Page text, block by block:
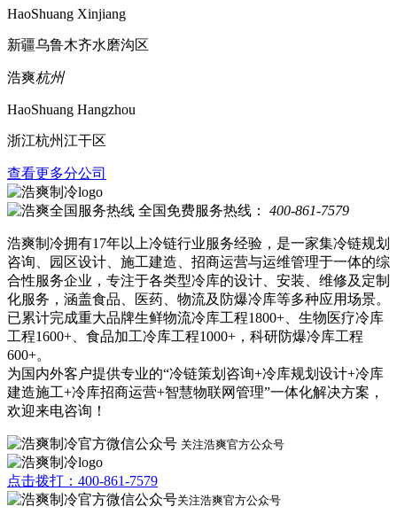
HaoShuang Xinjiang
新疆乌鲁木齐水磨沟区
浩爽杭州
HaoShuang Hangzhou
浙江杭州江干区
查看更多分公司
全国免费服务热线： 400-861-7579
浩爽制冷拥有17年以上冷链行业服务经验，是一家集冷链规划
咨询、园区设计、施工建造、招商运营与运维管理于一体的综
合性服务企业，专注于各类型冷库的设计、安装、维修及定制
化服务，涵盖食品、医药、物流及防爆冷库等多种应用场景。
已累计完成重大品牌生鲜物流冷库工程1800+、生物医疗冷库
工程1600+、食品加工冷库工程1000+，科研防爆冷库工程
600+。
为国内外客户提供专业的“冷链策划咨询+冷库规划设计+冷库
建造施工+冷库招商运营+智慧物联网管理”一体化解决方案，
欢迎来电咨询！
关注浩爽官方公众号
点击拨打：400-861-7579
关注浩爽官方公众号